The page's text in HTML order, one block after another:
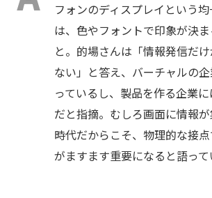
フォンのディスプレイという
は、色やフォントで印象が決
と。的場さんは「情報発信だ
ない」と答え、バーチャルの
っているし、製品を作る企業
だと指摘。むしろ画面に情報
時代だからこそ、物理的な接
がますます重要になると語って